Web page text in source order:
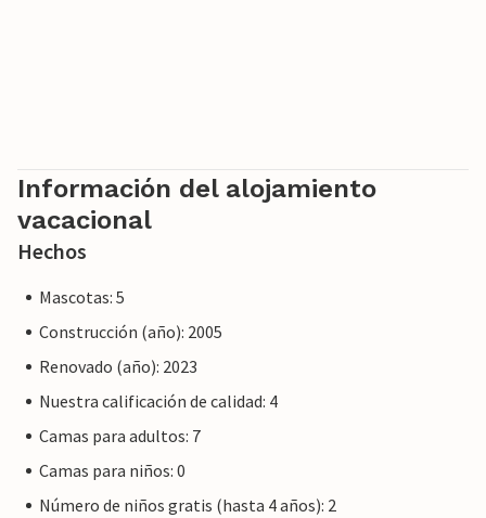
Información del alojamiento
vacacional
Hechos
Mascotas: 5
Construcción (año): 2005
Renovado (año): 2023
Nuestra calificación de calidad: 4
Camas para adultos: 7
Camas para niños: 0
Número de niños gratis (hasta 4 años): 2